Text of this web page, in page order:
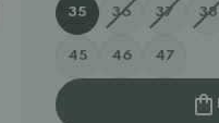
35 36 37 38
45 46 47